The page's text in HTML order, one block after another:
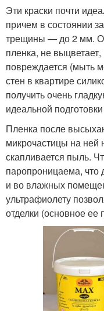
Эти краски почти
причем в состоянии
трещины — до 2 мм.
пленка, не
повреждается (мыть
стен в квартире
получить очень
идеальной
Пленка после
микрочастицы на ней
скапливается пыль.
паропроницаема, что
и во влажных
ультрафиолету
отделки (основное ее